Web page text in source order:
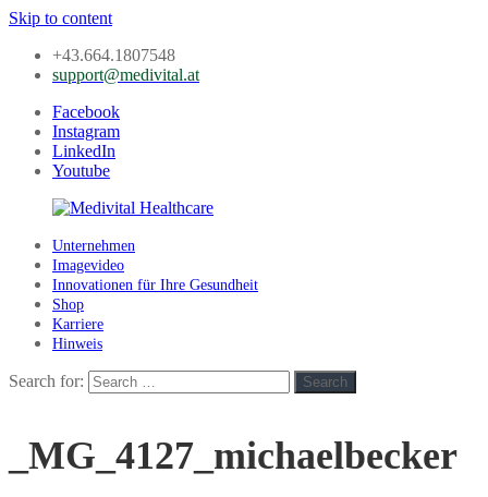
Skip to content
+43.664.1807548
support@medivital.at
Facebook
Instagram
LinkedIn
Youtube
Medivital
Healthcare
Unternehmen
Imagevideo
Innovationen für Ihre Gesundheit
Shop
Karriere
Hinweis
Search for: Search
_MG_4127_michaelbecker